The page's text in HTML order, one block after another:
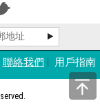
聯絡我們 用戶指南